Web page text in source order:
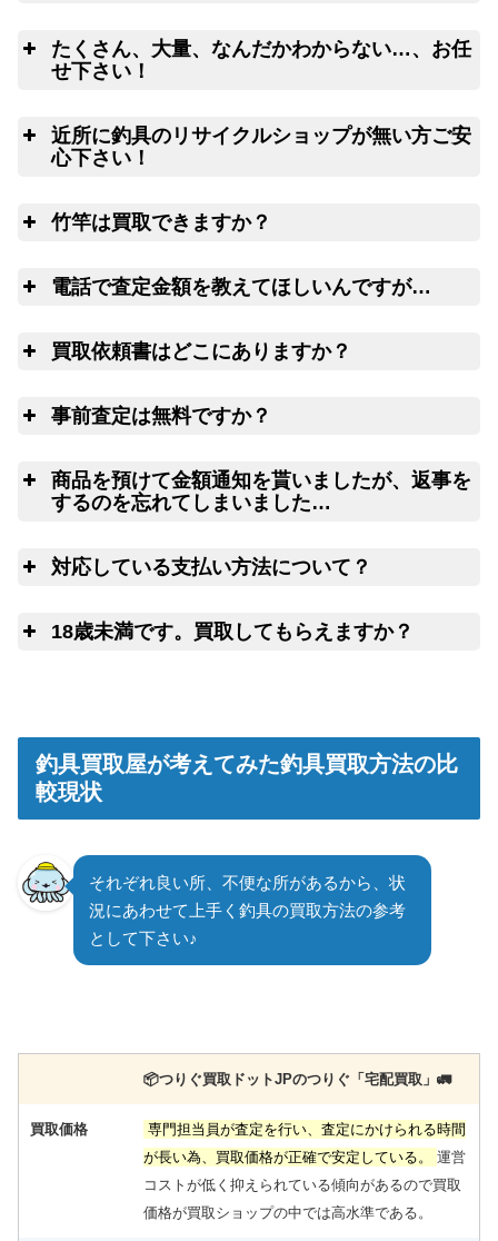
りクロネコヤマトの集荷申込み
釣竿を入れる無料梱包キットのお取寄サ
ービス
たくさん、大量、なんだかわからない…、お任
せ下さい！
いただけます。お買取り出来ない状態の釣り道具が入っ
近所に釣具のリサイクルショップが無い方ご安
心下さい！
リールや釣り竿を梱包するダンボール、ケ
ースの無料配送サービス
竹竿は買取できますか？
電話で査定金額を教えてほしいんですが…
ウェブ
LINE
買取依頼書はどこにありますか？
ウェブフォーム
事前査定は無料ですか？
商品を預けて金額通知を貰いましたが、返事を
するのを忘れてしまいました…
14日以上連絡がつかない場合には、弊
対応している支払い方法について？
18歳未満です。買取してもらえますか？
釣具買取屋が考えてみた釣具買取方法の比
較現状
それぞれ良い所、不便な所があるから、状
況にあわせて上手く釣具の買取方法の参考
として下さい♪
📦️つりぐ買取ドットJPのつりぐ「宅配買取」🚛
買取価格
専門担当員が査定を行い、査定にかけられる時間
が長い為、買取価格が正確で安定している。 運営
コストが低く抑えられている傾向があるので買取
価格が買取ショップの中では高水準である。